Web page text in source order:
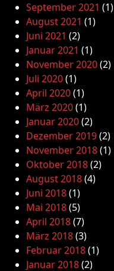
September 2021 (1)
August 2021 (1)
Juni 2021 (2)
Januar 2021 (1)
November 2020(2)
Juli 2020(1)
April 2020(1)
März 2020(1)
Januar 2020(2)
Dezember 2019(2)
November 2018(1)
Oktober 2018(2)
August 2018(4)
Juni 2018(1)
Mai 2018(5)
April 2018(7)
März 2018(3)
Februar 2018(1)
Januar 2018(2)